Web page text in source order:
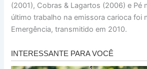
(2001), Cobras & Lagartos (2006) e Pé
último trabalho na emissora carioca foi
Emergência, transmitido em 2010.